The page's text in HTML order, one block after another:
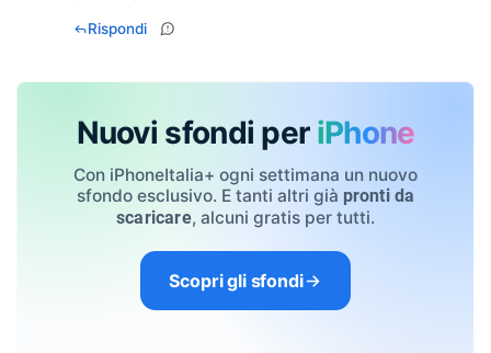
Rispondi
Nuovi sfondi per iPhone
Con iPhoneItalia+ ogni settimana un nuovo
sfondo esclusivo. E tanti altri già pronti da
scaricare, alcuni gratis per tutti.
Scopri gli sfondi